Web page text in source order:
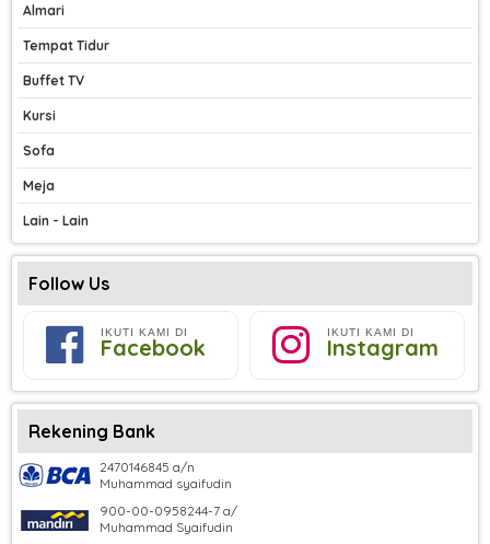
Almari
Tempat Tidur
Buffet TV
Kursi
Sofa
Meja
Lain - Lain
Follow Us
IKUTI KAMI DI
Facebook
IKUTI KAMI DI
Instagram
Rekening Bank
2470146845 a/n
Muhammad syaifudin
900-00-0958244-7 a/
Muhammad Syaifudin